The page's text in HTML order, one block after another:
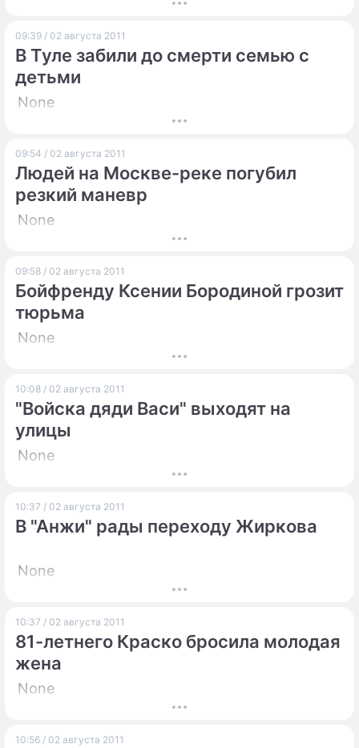
О ПРОЕКТЕ
09:39 / 02 августа 2011
В Туле забили до смерти семью с
детьми
None
09:54 / 02 августа 2011
Людей на Москве-реке погубил
резкий маневр
None
09:58 / 02 августа 2011
Бойфренду Ксении Бородиной грозит
тюрьма
None
10:08 / 02 августа 2011
"Войска дяди Васи" выходят на
улицы
None
10:37 / 02 августа 2011
В "Анжи" рады переходу Жиркова
None
10:37 / 02 августа 2011
81-летнего Краско бросила молодая
жена
None
10:56 / 02 августа 2011